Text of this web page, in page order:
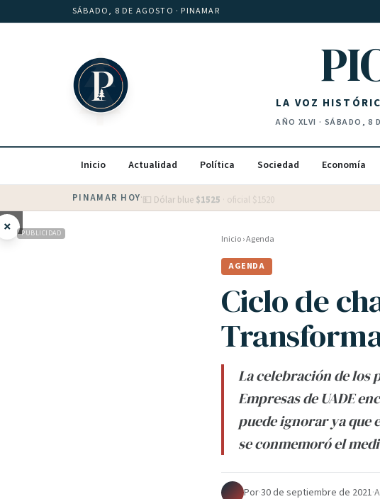
Saltar al contenidoSÁBADO, 8 DE AGOSTO · PINAMAR
LA VOZ
AÑO XLVI · SÁBADO, 8
Inicio Actualidad Política Sociedad Economía
PINAMAR HOY·💵 Dólar blue $1525 · oficial $ 1520
× PUBLICIDAD Inicio›Agenda
AGENDA
Ciclo de
La celebración de los
Empresas de UADE
puede ignorar ya que
se conmemoró el
Por·30 de septiembre de 2021·